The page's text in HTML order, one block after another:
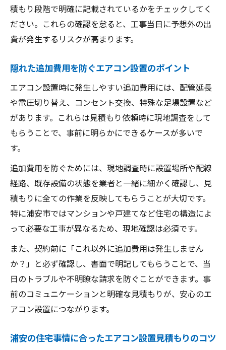
積もり段階で明確に記載されているかをチェックしてく
ださい。これらの確認を怠ると、工事当日に予想外の出
費が発生するリスクが高まります。
隠れた追加費用を防ぐエアコン設置のポイント
エアコン設置時に発生しやすい追加費用には、配管延長
や電圧切り替え、コンセント交換、特殊な足場設置など
があります。これらは見積もり依頼時に現地調査をして
もらうことで、事前に明らかにできるケースが多いで
す。
追加費用を防ぐためには、現地調査時に設置場所や配線
経路、既存設備の状態を業者と一緒に細かく確認し、見
積もりに全ての作業を反映してもらうことが大切です。
特に浦安市ではマンションや戸建てなど住宅の構造によ
って必要な工事が異なるため、現地確認は必須です。
また、契約前に「これ以外に追加費用は発生しません
か？」と必ず確認し、書面で明記してもらうことで、当
日のトラブルや不明瞭な請求を防ぐことができます。事
前のコミュニケーションと明確な見積もりが、安心のエ
アコン設置につながります。
浦安の住宅事情に合ったエアコン設置見積もりのコツ